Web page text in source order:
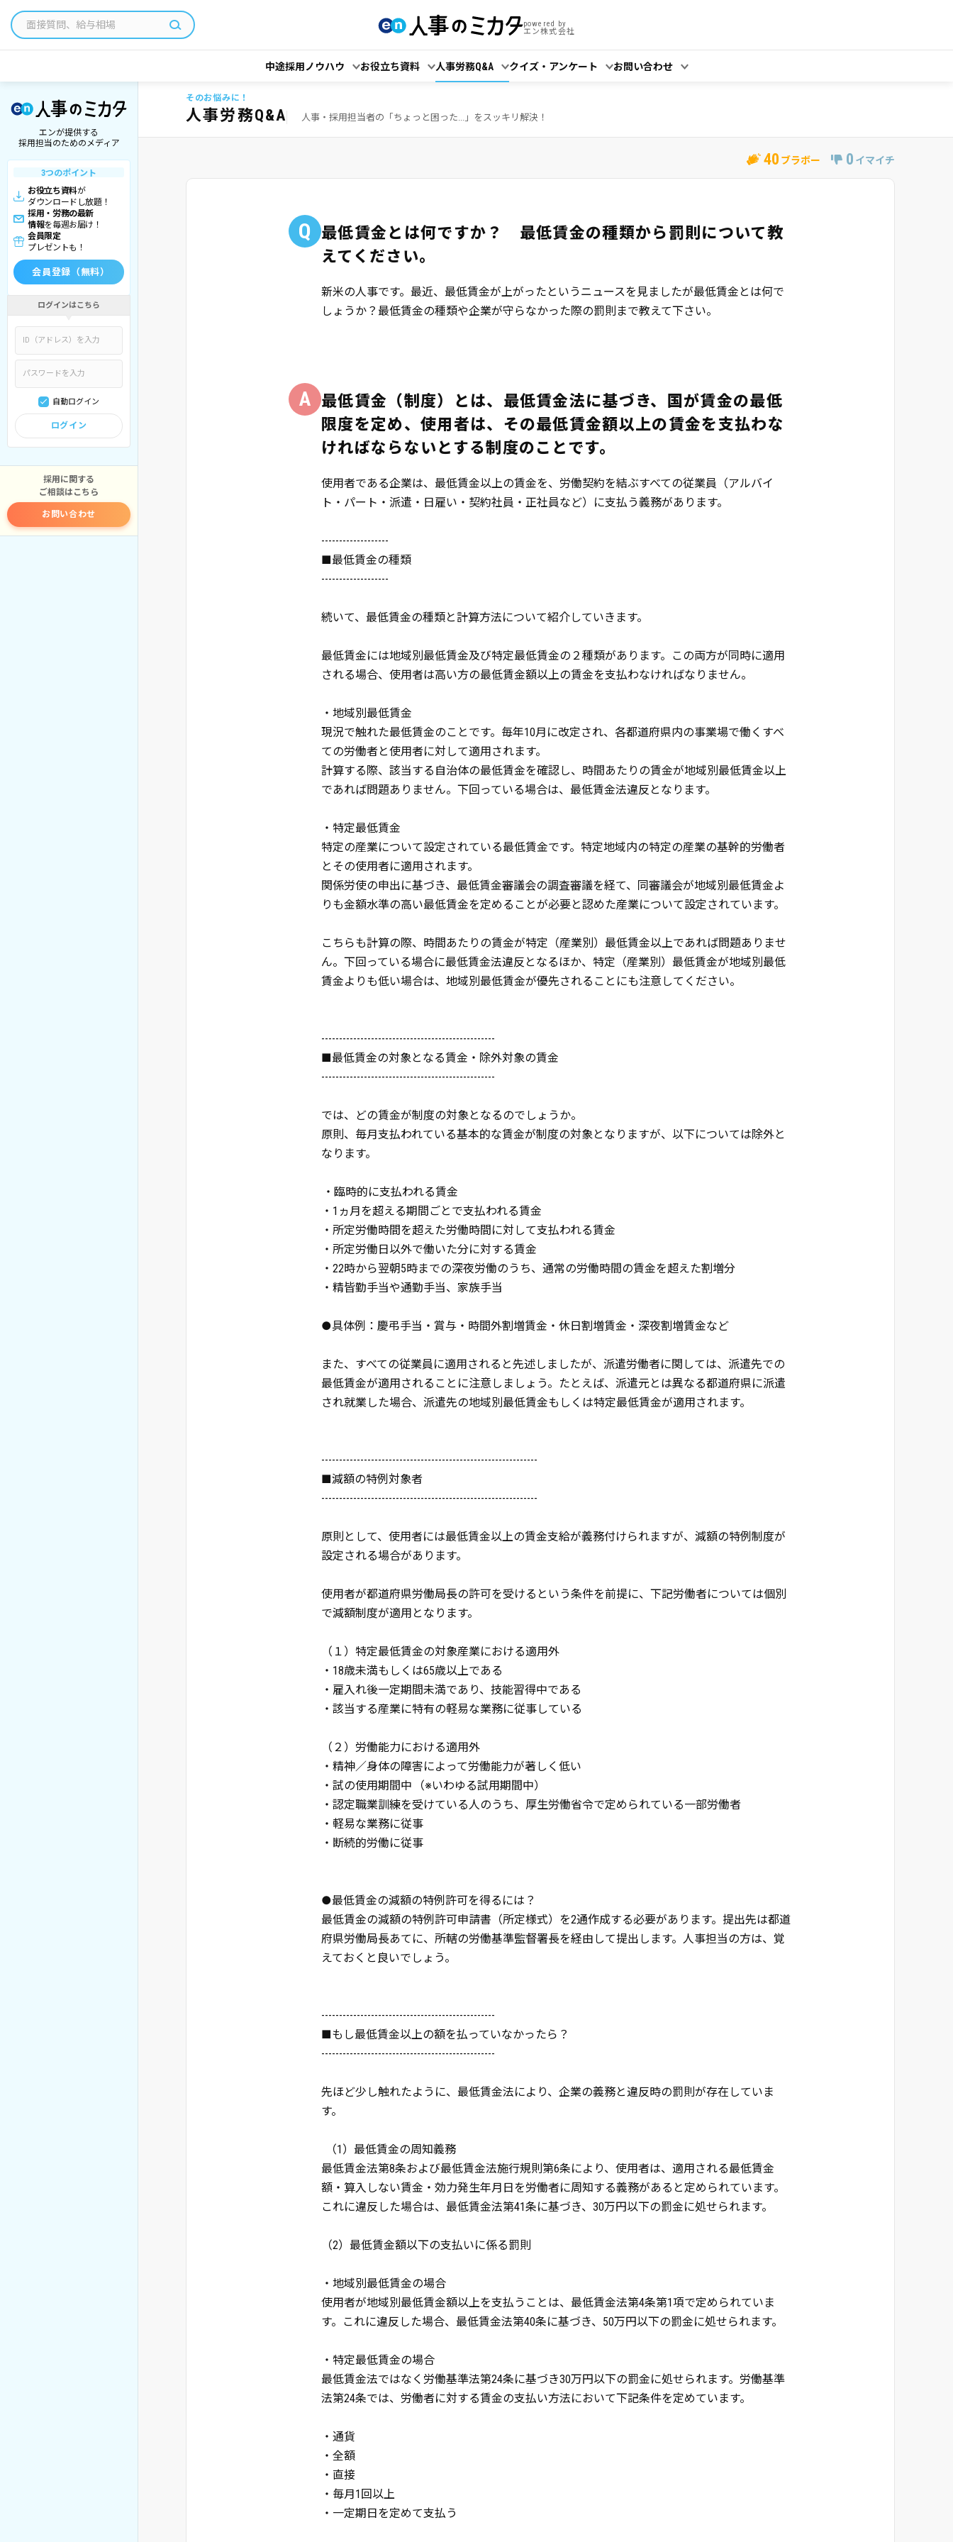
powered by
エン株式会社
中途採用ノウハウ お役立ち資料 人事労務Q&A クイズ・アンケート お問い合わせ
エンが提供する
採用担当のためのメディア
3つのポイント
お役立ち資料が
ダウンロードし放題！
採用・労務の最新
情報を毎週お届け！
会員限定
プレゼントも！
会員登録（無料）
ログインはこちら
自動ログイン
ログイン
採用に関する
ご相談はこちら
お問い合わせ
そのお悩みに！
人事労務Q&A 人事・採用担当者の「ちょっと困った...」をスッキリ解決！
40 ブラボー 0 イマイチ
Q
最低賃金とは何ですか？ 最低賃金の種類から罰則について教
えてください。
新米の人事です。最近、最低賃金が上がったというニュースを見ましたが最低賃金とは何で
しょうか？最低賃金の種類や企業が守らなかった際の罰則まで教えて下さい。
A
最低賃金（制度）とは、最低賃金法に基づき、国が賃金の最低
限度を定め、使用者は、その最低賃金額以上の賃金を支払わな
ければならないとする制度のことです。
使用者である企業は、最低賃金以上の賃金を、労働契約を結ぶすべての従業員（アルバイ
ト・パート・派遣・日雇い・契約社員・正社員など）に支払う義務があります。
-------------------
■最低賃金の種類
-------------------
続いて、最低賃金の種類と計算方法について紹介していきます。
最低賃金には地域別最低賃金及び特定最低賃金の２種類があります。この両方が同時に適用
される場合、使用者は高い方の最低賃金額以上の賃金を支払わなければなりません。
・地域別最低賃金
現況で触れた最低賃金のことです。毎年10月に改定され、各都道府県内の事業場で働くすべ
ての労働者と使用者に対して適用されます。
計算する際、該当する自治体の最低賃金を確認し、時間あたりの賃金が地域別最低賃金以上
であれば問題ありません。下回っている場合は、最低賃金法違反となります。
・特定最低賃金
特定の産業について設定されている最低賃金です。特定地域内の特定の産業の基幹的労働者
とその使用者に適用されます。
関係労使の申出に基づき、最低賃金審議会の調査審議を経て、同審議会が地域別最低賃金よ
りも金額水準の高い最低賃金を定めることが必要と認めた産業について設定されています。
こちらも計算の際、時間あたりの賃金が特定（産業別）最低賃金以上であれば問題ありませ
ん。下回っている場合に最低賃金法違反となるほか、特定（産業別）最低賃金が地域別最低
賃金よりも低い場合は、地域別最低賃金が優先されることにも注意してください。
-------------------------------------------------
■最低賃金の対象となる賃金・除外対象の賃金
-------------------------------------------------
では、どの賃金が制度の対象となるのでしょうか。
原則、毎月支払われている基本的な賃金が制度の対象となりますが、以下については除外と
なります。
・臨時的に支払われる賃金
・1ヵ月を超える期間ごとで支払われる賃金
・所定労働時間を超えた労働時間に対して支払われる賃金
・所定労働日以外で働いた分に対する賃金
・22時から翌朝5時までの深夜労働のうち、通常の労働時間の賃金を超えた割増分
・精皆勤手当や通勤手当、家族手当
●具体例：慶弔手当・賞与・時間外割増賃金・休日割増賃金・深夜割増賃金など
また、すべての従業員に適用されると先述しましたが、派遣労働者に関しては、派遣先での
最低賃金が適用されることに注意しましょう。たとえば、派遣元とは異なる都道府県に派遣
され就業した場合、派遣先の地域別最低賃金もしくは特定最低賃金が適用されます。
-------------------------------------------------------------
■減額の特例対象者
-------------------------------------------------------------
原則として、使用者には最低賃金以上の賃金支給が義務付けられますが、減額の特例制度が
設定される場合があります。
使用者が都道府県労働局長の許可を受けるという条件を前提に、下記労働者については個別
で減額制度が適用となります。
（１）特定最低賃金の対象産業における適用外
・18歳未満もしくは65歳以上である
・雇入れ後一定期間未満であり、技能習得中である
・該当する産業に特有の軽易な業務に従事している
（２）労働能力における適用外
・精神／身体の障害によって労働能力が著しく低い
・試の使用期間中 （※いわゆる試用期間中）
・認定職業訓練を受けている人のうち、厚生労働省令で定められている一部労働者
・軽易な業務に従事
・断続的労働に従事
●最低賃金の減額の特例許可を得るには？
最低賃金の減額の特例許可申請書（所定様式）を2通作成する必要があります。提出先は都道
府県労働局長あてに、所轄の労働基準監督署長を経由して提出します。人事担当の方は、覚
えておくと良いでしょう。
-------------------------------------------------
■もし最低賃金以上の額を払っていなかったら？
-------------------------------------------------
先ほど少し触れたように、最低賃金法により、企業の義務と違反時の罰則が存在していま
す。
（1）最低賃金の周知義務
最低賃金法第8条および最低賃金法施行規則第6条により、使用者は、適用される最低賃金
額・算入しない賃金・効力発生年月日を労働者に周知する義務があると定められています。
これに違反した場合は、最低賃金法第41条に基づき、30万円以下の罰金に処せられます。
（2）最低賃金額以下の支払いに係る罰則
・地域別最低賃金の場合
使用者が地域別最低賃金額以上を支払うことは、最低賃金法第4条第1項で定められていま
す。これに違反した場合、最低賃金法第40条に基づき、50万円以下の罰金に処せられます。
・特定最低賃金の場合
最低賃金法ではなく労働基準法第24条に基づき30万円以下の罰金に処せられます。労働基準
法第24条では、労働者に対する賃金の支払い方法において下記条件を定めています。
・通貨
・全額
・直接
・毎月1回以上
・一定期日を定めて支払う